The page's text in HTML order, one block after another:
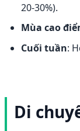
20-30%).
Mùa cao
Cuối tuần:
Di